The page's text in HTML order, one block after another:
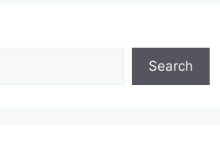
Search